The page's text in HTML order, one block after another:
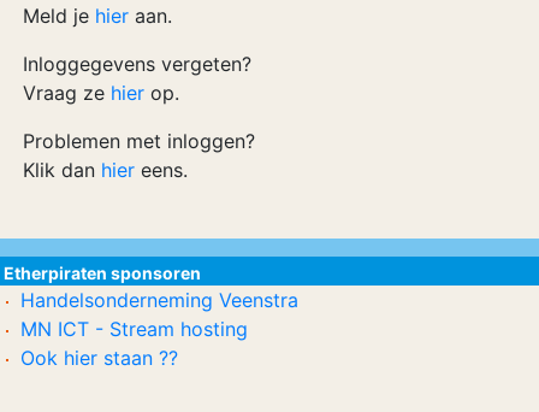
Meld je hier aan.
Inloggegevens vergeten?
Vraag ze hier op.
Problemen met inloggen?
Klik dan hier eens.
Etherpiraten sponsoren
Handelsonderneming Veenstra
MN ICT - Stream hosting
Ook hier staan ??